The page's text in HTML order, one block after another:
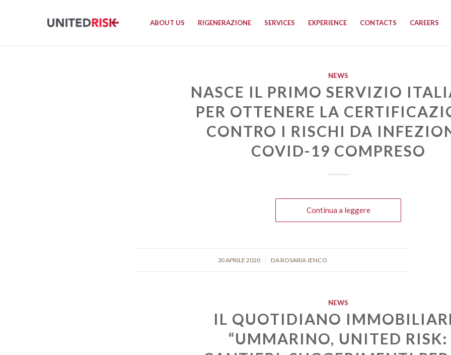
ABOUT US RIGENERAZIONE SERVICES EXPERIENCE CONTACTS CAREERS
NEWS
NASCE IL PRIMO SERVIZIO
PER OTTENERE LA
CONTRO I RISCHI DA
COVID-19 COMPRESO
Continua a leggere
30 APRILE 2020
/ DAROSARIA JENCO
NEWS
IL QUOTIDIANO
“UMMARINO, UNITED RISK: